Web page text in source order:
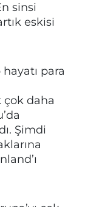
sinsi
eskisi
para
çok daha
Şimdi